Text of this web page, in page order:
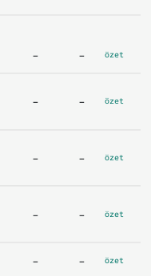
- - özet
- - özet
- - özet
- - özet
- - özet